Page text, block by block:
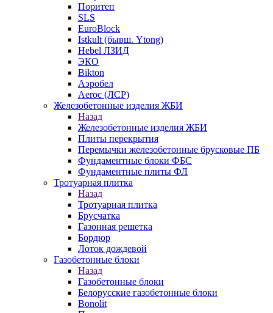
Поритеп
SLS
EuroBlock
Istkult (бывш. Ytong)
Hebel ЛЗИД
ЭКО
Bikton
Аэробел
Aeroc (ЛСР)
Железобетонные изделия ЖБИ
Назад
Железобетонные изделия ЖБИ
Плиты перекрытия
Перемычки железобетонные брусковые ПБ
Фундаментные блоки ФБС
Фундаментные плиты ФЛ
Тротуарная плитка
Назад
Тротуарная плитка
Брусчатка
Газонная решетка
Бордюр
Лоток дождевой
Газобетонные блоки
Назад
Газобетонные блоки
Белорусские газобетонные блоки
Bonolit